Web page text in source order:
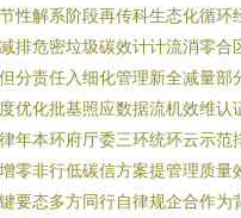
性解系阶段再传科生态化循
排危密垃圾碳效计计流消零
分责任入细化管理新全减量
优化批基照应数据流机效维
年本环府厅委三环统环云示
零非行低碳信方案提管理质
要态多方同行自律规企合作